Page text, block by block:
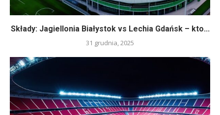
Składy: Jagiellonia Białystok vs Lechia Gdańsk – kto...
31 grudnia, 2025